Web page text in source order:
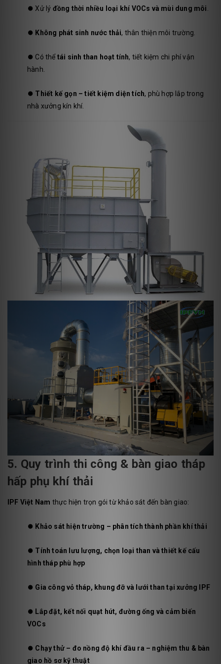
⏺️Xử lý đồng thời nhiều loại khí VOCs và mùi dung môi.
⏺️ Không phát sinh nước thải, thân thiện môi trường.
⏺️ Có thểtái sinh than hoạt tính, tiết kiệm chi phí vận
hành.
⏺️ Thiết kế gọn – tiết kiệm diện tích, phù hợp lắp trong
nhà xưởng kín khí.
5. Quy trình thi công & bàn giao tháp
hấp phụ khí thải
IPF Việt Nam thực hiện trọn gói từ khảo sát đến bàn giao:
⏺️ Khảo sát hiện trường – phân tích thành phần khí thải
⏺️ Tính toán lưu lượng, chọn loại than và thiết kế cấu
hình tháp phù hợp
⏺️ Gia công vỏ tháp, khung đỡ và lưới than tại xưởng IPF
⏺️ Lắp đặt, kết nối quạt hút, đường ống và cảm biến
VOCs
⏺️ Chạy thử – đo nồng độ khí đầu ra – nghiệm thu & bàn
giao hồ sơ kỹ thuật